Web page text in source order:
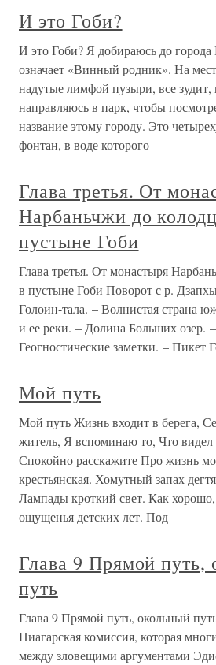
И это Гоби?
И это Гоби? Я добираюсь до
означает «Винный родник». На
надутые лимфой пузыри, все зудит,
направляюсь в парк, чтобы
название этому городу. Это
фонтан, в воде которого
Глава третья. От
Нарбаньчжи до
пустыне Гоби
Глава третья. От монастыря
в пустыне Гоби Поворот с р.
Голоин-тала. – Волнистая страна
и ее реки. – Долина Больших
Геогностические заметки. – Пикет
Мой путь
Мой путь Жизнь входит в берега,
житель, Я вспоминаю то, Что
Спокойно расскажите Про жизнь
крестьянская. Хомутный запах
Лампады кроткий свет. Как хорошо,
ощущенья детских лет. Под
Глава 9 Прямой путь,
путь
Глава 9 Прямой путь, окольный
Ниагарская комиссия, которая
между зловещими аргументами